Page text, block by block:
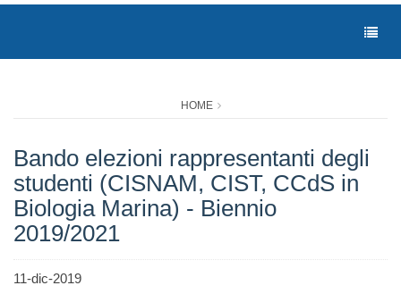
HOME
Bando elezioni rappresentanti degli
studenti (CISNAM, CIST, CCdS in
Biologia Marina) - Biennio
2019/2021
11-dic-2019